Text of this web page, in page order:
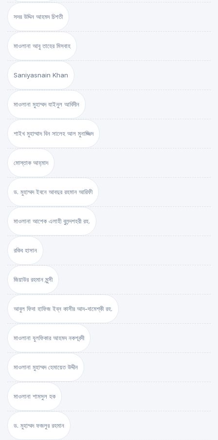
সদর উদ্দিন আহমদ চিশতী
মাওলানা আবু তাহের মিসবাহ
Saniyasnain Khan
মাওলানা মুহাম্মদ যাইনুল আবিদীন
শাইখ মুহাম্মাদ বিন সালেহ আল মুনাজ্জিদ
মোস্তাক আহ্‌মাদ
ড. মুহাম্মদ ইবনে আবদুর রহমান আরিফী
মাওলানা আশেক এলাহী বুলন্দশহরী রহ.
রকিব হাসান
জিয়াউর রহমান মুন্সী
আবুল ফিদা হাফিজ ইব্‌ন কাসীর আদ-দামেশ্‌কী রহ.
মাওলানা যুলফিকার আহমদ নকশবন্দী
মাওলানা মুহাম্মদ হেমায়েত উদ্দীন
মাওলানা শামসুল হক
ড. মুহাম্মদ ফজলুর রহমান